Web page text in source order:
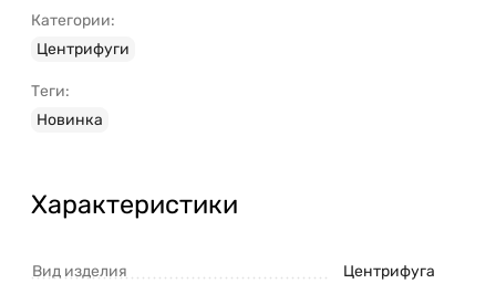
Категории:
Центрифуги
Теги:
Новинка
Характеристики
Вид изделия Центрифуга